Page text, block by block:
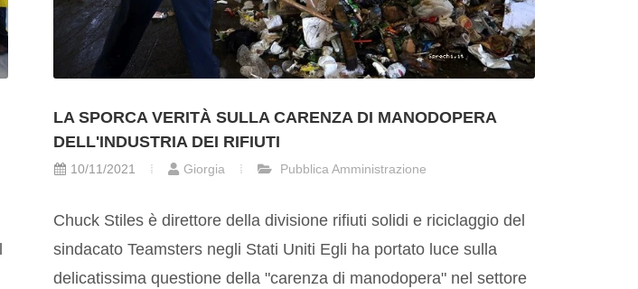
LA SPORCA VERITÀ SULLA CARENZA DI MANODOPERA
DELL'INDUSTRIA DEI RIFIUTI
10/11/2021 Giorgia Pubblica Amministrazione
Chuck Stiles è direttore della divisione rifiuti solidi e riciclaggio del
sindacato Teamsters negli Stati Uniti Egli ha portato luce sulla
delicatissima questione della "carenza di manodopera" nel settore